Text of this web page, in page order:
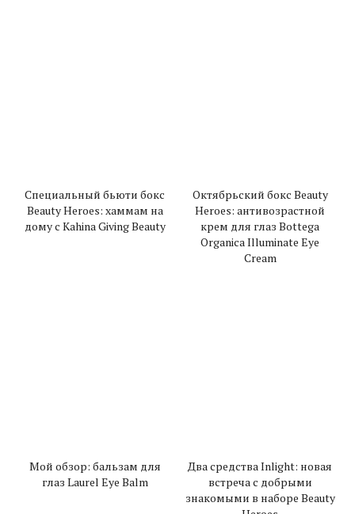
Cпециальный бьюти бокс
Beauty Heroes: хаммам на
дому с Kahina Giving Beauty
Октябрьский бокс Beauty
Heroes: антивозрастной
крем для глаз Bottega
Organica Illuminate Eye
Cream
Мой обзор: бальзам для
глаз Laurel Eye Balm
Два средства Inlight: новая
встреча с добрыми
знакомыми в наборе Beauty